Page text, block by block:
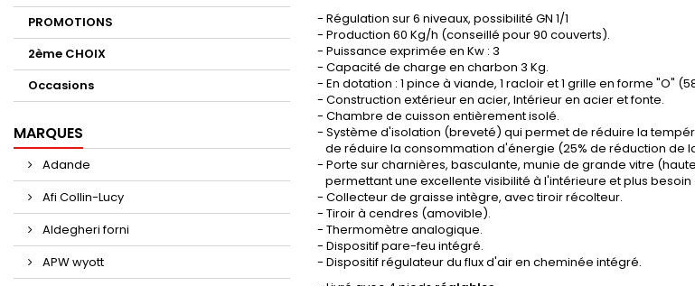
PROMOTIONS
2ème CHOIX
Occasions
MARQUES
Adande
Afi Collin-Lucy
Aldegheri forni
APW wyott
- Régulation sur 6 niveaux, possibilité GN 1/1
- Production 60 Kg/h (conseillé pour 90 couverts).
- Puissance exprimée en Kw : 3
- Capacité de charge en charbon 3 Kg.
- En dotation : 1 pince à viande, 1 racloir et 1 grille en forme "O"
- Construction extérieur en acier, Intérieur en acier et fonte.
- Chambre de cuisson entièrement isolé.
- Système d'isolation (breveté) qui permet de réduire la
de réduire la consommation d'énergie (25% de réduction de
- Porte sur charnières, basculante, munie de grande vitre
permettant une excellente visibilité à l'intérieure et plus besoin
- Collecteur de graisse intègre, avec tiroir récolteur.
- Tiroir à cendres (amovible).
- Thermomètre analogique.
- Dispositif pare-feu intégré.
- Dispositif régulateur du flux d'air en cheminée intégré.